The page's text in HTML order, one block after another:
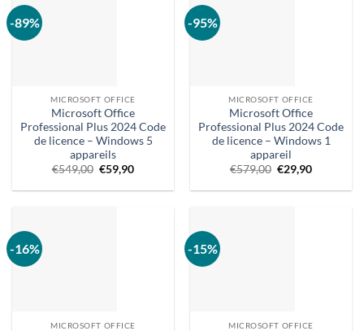
-89%
MICROSOFT OFFICE
Microsoft Office
Professional Plus 2024 Code
de licence – Windows 5
appareils
€549,00 Le
prix
d'origine
€59,90Le
actuel
-95%
MICROSOFT OFFICE
Microsoft Office
Professional Plus 2024 Code
de licence – Windows 1
appareil
€579,00 Prix
d'origine
:
€29,90Le
actuel
-16%
MICROSOFT OFFICE
-15%
MICROSOFT OFFICE